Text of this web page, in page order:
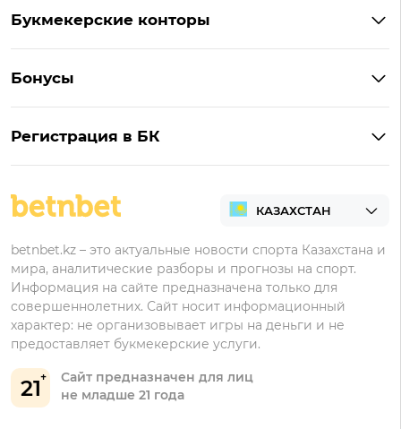
Обзор Винлайн
Обзор Олимпбет
Ubet на Андроид
Тенниси на Андроид
Букмекерские конторы
Букмекеры для ставок на киберспорт
Бонусы
Бонусы за депозит
Кешбэк
Бонусы Ubet
Бонусы Фонбет
Бонусы Винлайн
Бонусы Тенниси
Регистрация в БК
Регистрация в Ubet
Регистрация в Олимпбет
21
Сайт предназначен для лиц
не младше 21 года
betnbet.kz – это актуальные новости спорта Казахстана и
мира, аналитические разборы и прогнозы на спорт.
Информация на сайте предназначена только для
совершеннолетних. Сайт носит информационный
характер: не организовывает игры на деньги и не
предоставляет букмекерские услуги.